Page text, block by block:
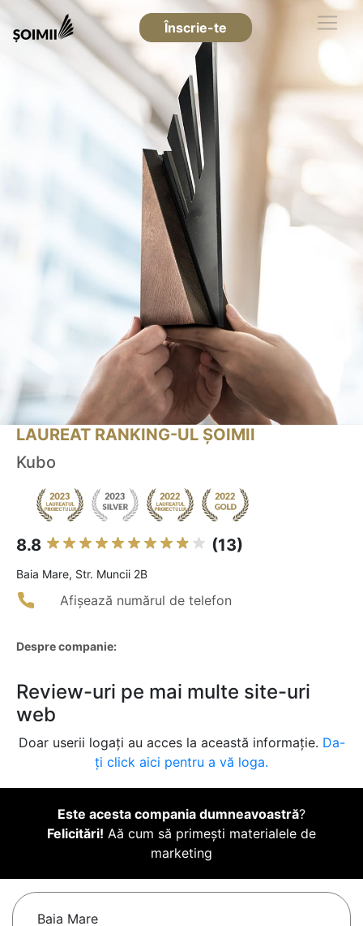
Înscrie-te
LAUREAT RANKING-UL ȘOIMII
Kubo
8.8 (13)
Baia Mare, Str. Muncii 2B
Afișează numărul de telefon
Despre companie:
Review-uri pe mai multe site-uri
web
Doar userii logați au acces la această informație. Da-
ți click aici pentru a vă loga.
Este acesta compania dumneavoastră?
Felicitări! Aă cum să primești materialele de
marketing
Baia Mare